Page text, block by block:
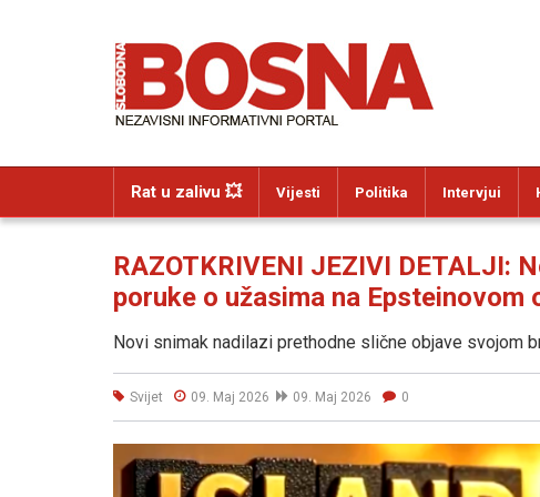
Rat u zalivu 💥 Vijesti Politika Intervjui
RAZOTKRIVENI JEZIVI DETALJI:
poruke o užasima na Epsteinovom
Novi snimak nadilazi prethodne slične objave svojom
Svijet 09. Maj 2026 09. Maj 2026 0